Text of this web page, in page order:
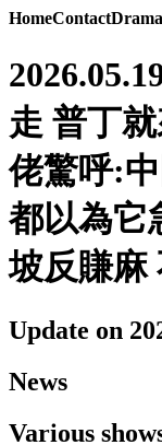
HomeContactDrama
走 普丁
佬驚呼:
都以為它
坡反賺麻
Update on
News
Various